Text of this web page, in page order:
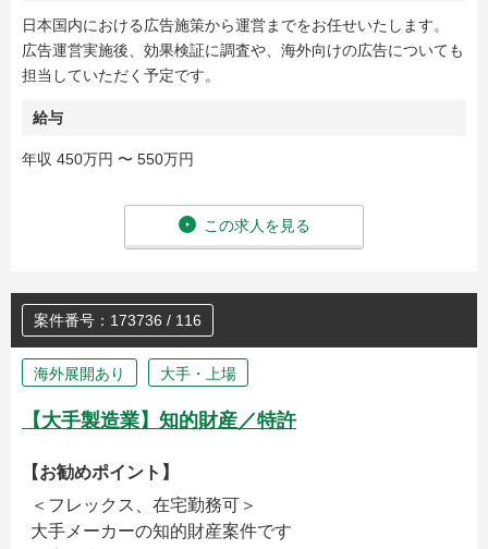
日本国内における広告施策から運営までをお任せいたします。
広告運営実施後、効果検証に調査や、海外向けの広告についても
担当していただく予定です。
給与
年収 450万円 〜 550万円
この求人を見る
案件番号：173736 / 116
海外展開あり 大手・上場
【大手製造業】知的財産／特許
【お勧めポイント】
＜フレックス、在宅勤務可＞
大手メーカーの知的財産案件です